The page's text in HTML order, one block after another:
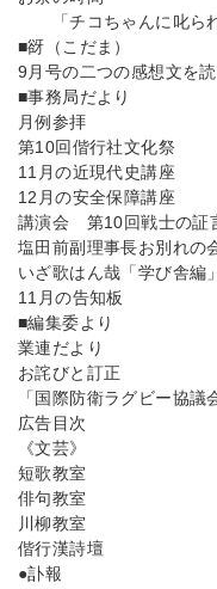
「チコちゃんに叱られ
■谺（こだま）
9月号の二つの感想文を読
■事務局だより
月例参拝
第10回偕行社文化祭
11月の近現代史講座
12月の安全保障講座
講演会 第10回戦士の証
塩田前副理事長お別れの
いざ歌はん哉「学び舎編」
11月の告知板
■編集委より
業連だより
お詫びと訂正
「国際防衛ラグビー協議
広告目次
《文芸》
短歌教室
俳句教室
川柳教室
偕行漢詩壇
●訃報